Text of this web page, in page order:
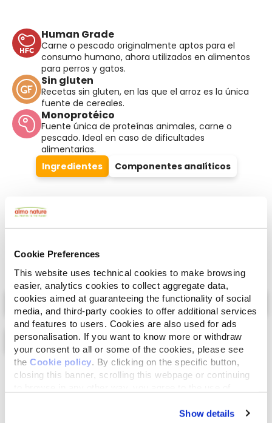
Cookie Preferences
This website uses technical cookies to make browsing
easier, analytics cookies to collect aggregate data,
cookies aimed at guaranteeing the functionality of social
media, and third-party cookies to offer additional services
and features to users. Cookies are also used for ads
personalisation. If you want to know more or withdraw
your consent to all or some of the cookies, please see
the Cookie policy . By clicking on the specific button,
closing this banner, scrolling this webpage or continuing
Show details
Human Grade
Carne o pescado originalmente aptos para el
consumo humano, ahora utilizados en alimentos
para perros y gatos.
Sin gluten
Recetas sin gluten, en las que el arroz es la única
fuente de cereales.
Monoprotéico
Fuente única de proteínas animales, carne o
pescado. Ideal en caso de dificultades
alimentarias.
Ingredientes
Componentes analíticos
arándanos rojos 4%, arroz 1,5%.
Select a tab
Lista Mapa